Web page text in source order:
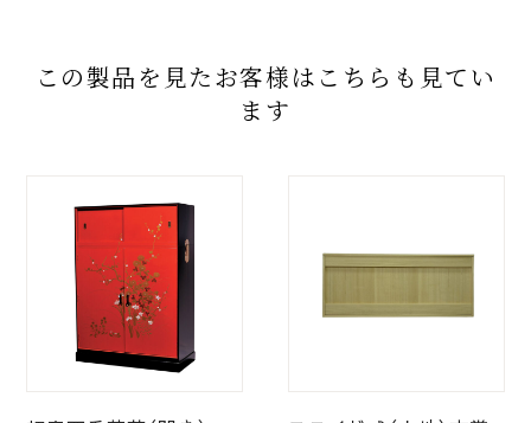
この製品を見たお客様はこちらも見てい
ます